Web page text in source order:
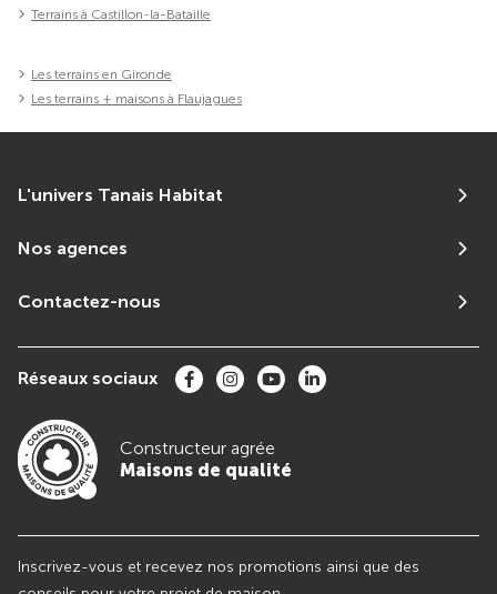
Terrains à Castillon-la-Bataille
Les terrains en Gironde
Les terrains + maisons à Flaujagues
L'univers Tanais Habitat
Nos agences
Contactez-nous
Réseaux sociaux
Constructeur agrée
Maisons de qualité
Inscrivez-vous et recevez nos promotions ainsi que des